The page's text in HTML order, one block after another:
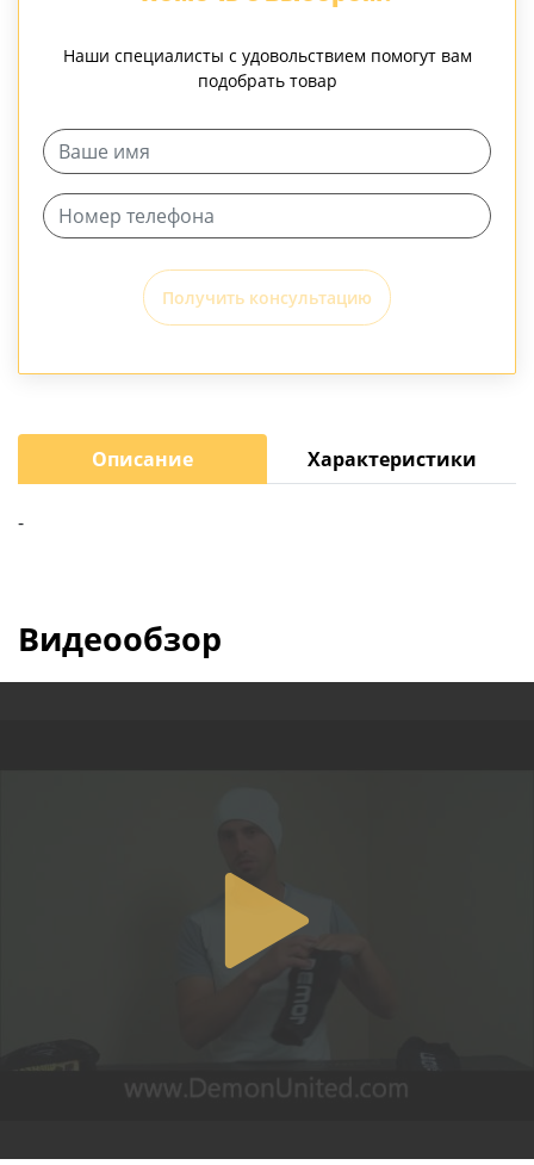
Наши специалисты с удовольствием помогут вам
подобрать товар
Получить консультацию
Описание Характеристики
-
Видеообзор